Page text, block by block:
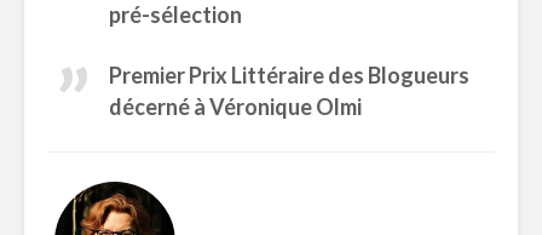
pré-sélection
Premier Prix Littéraire des Blogueurs
décerné à Véronique Olmi